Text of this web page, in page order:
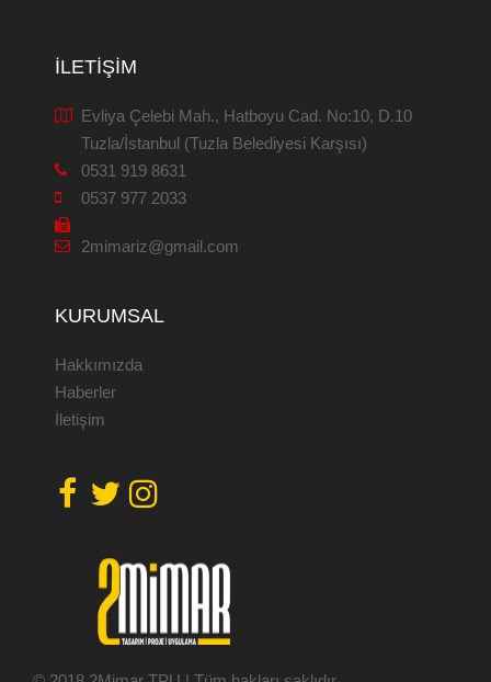
İLETIŞIM
Evliya Çelebi Mah., Hatboyu Cad. No:10, D.10
Tuzla/İstanbul (Tuzla Belediyesi Karşısı)
0531 919 8631
0537 977 2033
2mimariz@gmail.com
KURUMSAL
Hakkımızda
Haberler
İletişim